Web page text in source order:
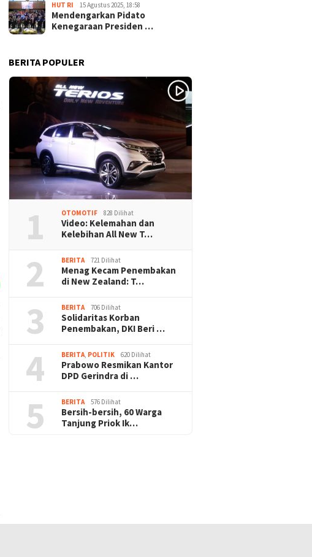
HUT RI 15 Agustus 2025, 18:58
Mendengarkan Pidato
Kenegaraan Presiden …
BERITA POPULER
1 OTOMOTIF 828 Dilihat
Video: Kelemahan dan
Kelebihan All New T…
2 BERITA 721 Dilihat
Menag Kecam Penembakan
di New Zealand: T…
3 BERITA 706 Dilihat
Solidaritas Korban
Penembakan, DKI Beri …
4 BERITA, POLITIK 620 Dilihat
Prabowo Resmikan Kantor
DPD Gerindra di …
5 BERITA 576 Dilihat
Bersih-bersih, 60 Warga
Tanjung Priok Ik…